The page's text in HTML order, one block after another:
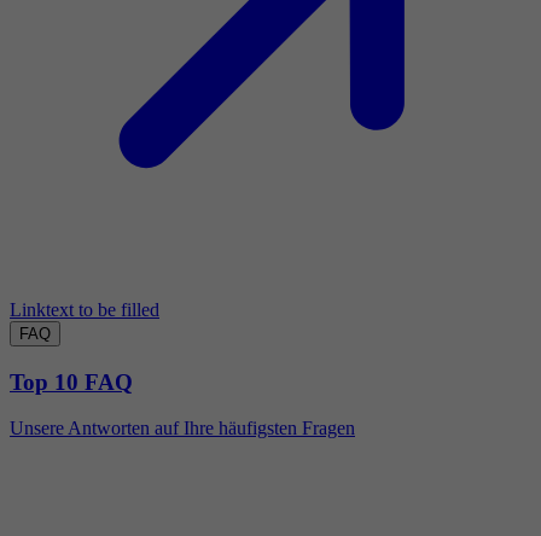
Linktext to be filled
FAQ
Top 10 FAQ
Unsere Antworten auf Ihre häufigsten Fragen